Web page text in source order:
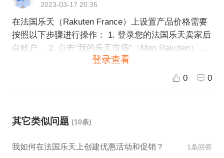
2023-03-17 20:35
在法国乐天（Rakuten France）上设置产品价格需要
按照以下步骤进行操作： 1. 登录您的法国乐天卖家后
台账户。 2. 点击“我的乐天市场”（Mon Rakuten）菜
单，然后选择“我的商品”（Mes Produits）。 3. 选择
您想要设置价格的产品，点击“编辑”（Modifier）按
按钮即可完成设置。 请注意，在设置价格时，应考虑
价格可以在市场上具有竞争力，并且您在交易中能够
登录查看
0 0
其它类似问题 (10条)
我如何在法国乐天上创建优惠活动和促销？ 1条回答